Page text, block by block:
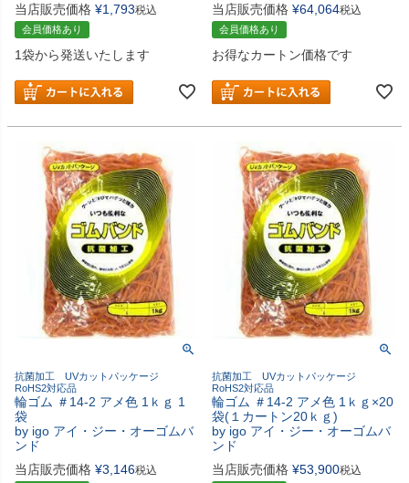
当店販売価格 ¥1,793税込
会員価格あり
1袋から発送いたします
当店販売価格 ¥64,064税込
会員価格あり
お得なカートン価格です
抗菌加工 UVカットパッケージ
RoHS2対応品
輪ゴム ＃14-2 アメ色 1ｋｇ 1
袋
by igo アイ・ジー・オーゴムバ
ンド
当店販売価格 ¥3,146税込
抗菌加工 UVカットパッケージ
RoHS2対応品
輪ゴム ＃14-2 アメ色 1ｋｇ×20
袋(１カートン20ｋｇ)
by igo アイ・ジー・オーゴムバ
ンド
当店販売価格 ¥53,900税込